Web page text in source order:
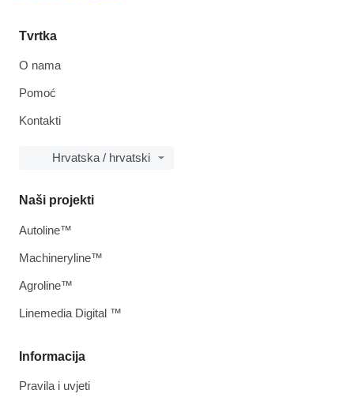
Tvrtka
O nama
Pomoć
Kontakti
Hrvatska / hrvatski
Informacija
Pravila i uvjeti
Naši projekti
Autoline™
Machineryline™
Agroline™
Linemedia Digital ™